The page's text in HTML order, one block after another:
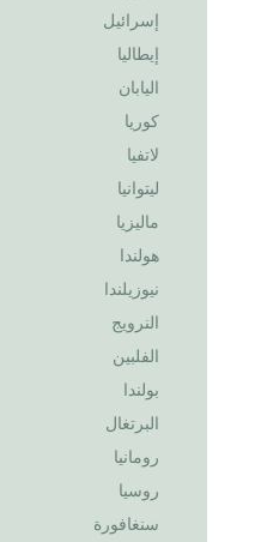
إسرائيل
إيطاليا
اليابان
كوريا
لاتفيا
ليتوانيا
ماليزيا
هولندا
نيوزيلندا
النرويج
الفلبين
بولندا
البرتغال
رومانيا
روسيا
سنغافورة